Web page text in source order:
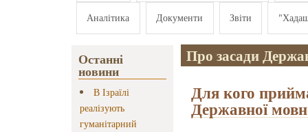
Аналітика Документи Звіти
Останні
новини
В Ізраїлі
реалізують
гуманітарний
Про засади
Для кого
Державної